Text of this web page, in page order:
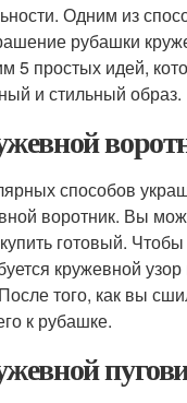
Одним из
рубашки
5 простых идей,
и стильный образ.
способов
воротник. Вы
готовый. Чтобы
кружевной узор
того, как вы
к рубашке.